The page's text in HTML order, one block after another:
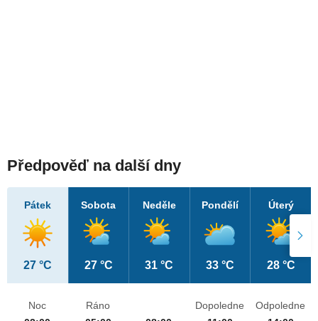
Předpověď na další dny
Pátek
27 °C
Sobota
27 °C
Neděle
31 °C
Pondělí
33 °C
Úterý
28 °C
Noc
Ráno
Dopoledne
Odpoledne